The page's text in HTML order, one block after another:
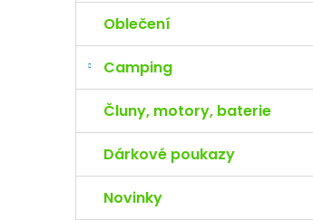
Oblečení
Camping
Čluny, motory, baterie
Dárkové poukazy
Novinky